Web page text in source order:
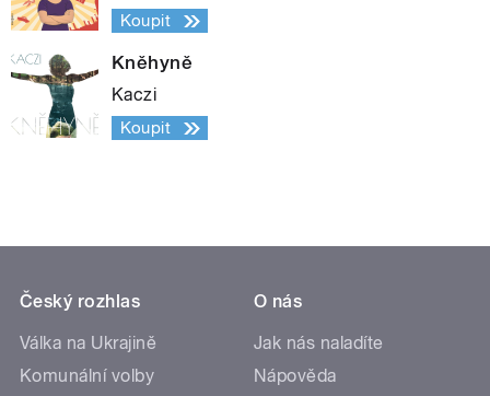
Koupit
Kněhyně
Kaczi
Koupit
Český rozhlas
Válka na Ukrajině
Komunální volby
O nás
Jak nás naladíte
Nápověda